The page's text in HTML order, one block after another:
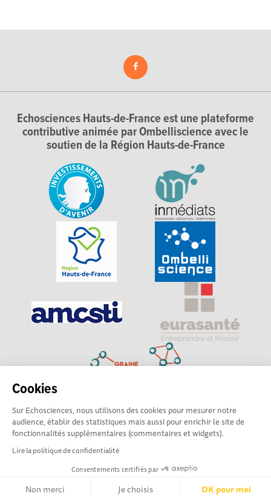
Cookies
Sur Echosciences, nous utilisons des cookies pour mesurer notre
audience, établir des statistiques mais aussi pour enrichir le site de
fonctionnalités supplémentaires (commentaires et widgets).
Lire la politique de confidentialité
Consentements certifiés par
Non merci Je choisis OK pour moi
Echosciences Hauts-de-France est une plateforme
contributive animée par Ombelliscience avec le
soutien de la Région Hauts-de-France
Explorer, s’exprimer, rentrer en contact : Echosciences
Hauts-de-France est le réseau social des amateurs de
sciences et de technologies du territoire
Mentions légales|Politique de confidentialité
Ligne éditoriale